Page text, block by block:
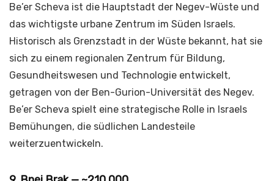
Be’er Scheva ist die Hauptstadt der Negev-Wüste und
das wichtigste urbane Zentrum im Süden Israels.
Historisch als Grenzstadt in der Wüste bekannt, hat sie
sich zu einem regionalen Zentrum für Bildung,
Gesundheitswesen und Technologie entwickelt,
getragen von der Ben-Gurion-Universität des Negev.
Be’er Scheva spielt eine strategische Rolle in Israels
Bemühungen, die südlichen Landesteile
weiterzuentwickeln.